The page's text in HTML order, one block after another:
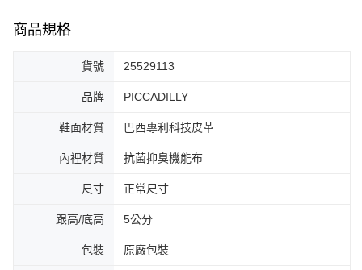
商品規格
貨號 25529113
品牌 PICCADILLY
鞋面材質 巴西專利科技皮革
內裡材質 抗菌抑臭機能布
尺寸 正常尺寸
跟高/底高 5公分
包裝 原廠包裝